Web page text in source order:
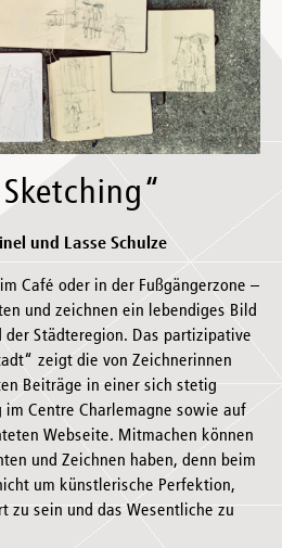
und Lasse Schulze
Café oder in der Fußgängerzone –
und zeichnen ein lebendiges Bild
Städteregion. Das partizipative
zeigt die von Zeichnerinnen
Beiträge in einer sich stetig
Centre Charlemagne sowie auf
Webseite. Mitmachen können
und Zeichnen haben, denn beim
um künstlerische Perfektion,
zu sein und das Wesentliche zu